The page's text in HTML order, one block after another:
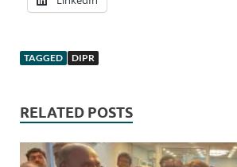
TAGGED DIPR
RELATED POSTS